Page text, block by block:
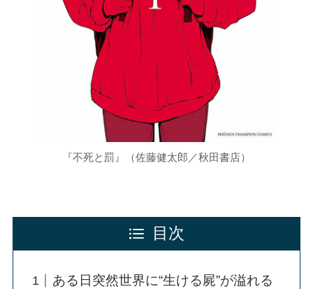
『不死と罰』（佐藤健太郎／秋田書店）
目次
ある日突然世界に“生ける屍”が溢れる